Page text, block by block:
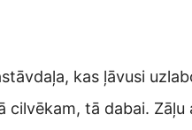
kas ļāvusi
tā dabai.